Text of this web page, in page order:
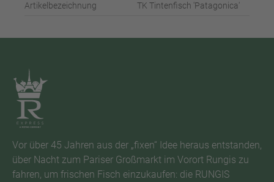
Artikelbezeichnung
TK Tintenfisch 'Patagonica'
Vor über 45 Jahren aus der „fixen“ Idee heraus entstanden,
über Nacht zum Pariser Großmarkt im Vorort Rungis zu
fahren, um frischen Fisch einzukaufen: die RUNGIS